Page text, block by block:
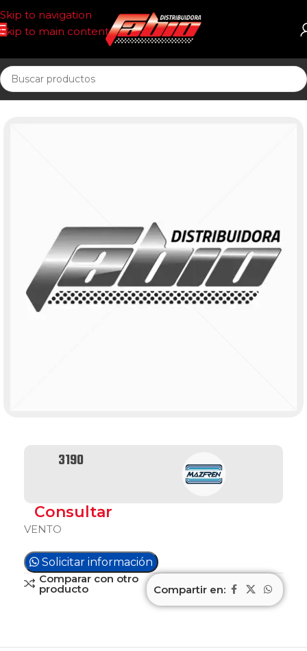
Skip to navigation
Skip to main content
Inicio PASTILLAS DE FRENO
3190
Consultar
VENTO
Solicitar información
Comparar con otro
producto Compartir en: